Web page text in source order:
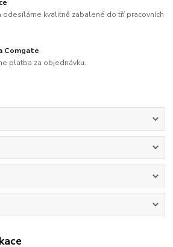
odesíláme kvalitně zabalené do tří pracovních
Comgate
platba za objednávku.